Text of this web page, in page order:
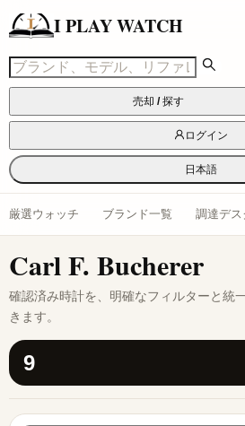
I PLAY WATCH
売却 / 探す
ログイン
日本語
厳選ウォッチ ブランド一覧 調達デス
Carl F. Bucherer
確認済み時計を、明確なフィルターと統
きます。
9